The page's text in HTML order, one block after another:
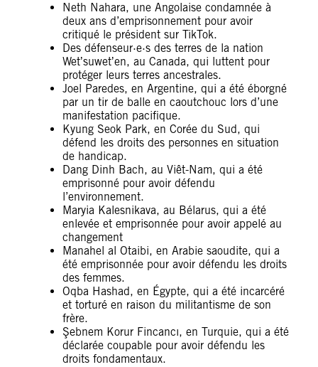
Neth Nahara, une Angolaise condamnée à
deux ans d’emprisonnement pour avoir
critiqué le président sur TikTok.
Des défenseur·e·s des terres de la nation
Wetʼsuwetʼen, au Canada, qui luttent pour
protéger leurs terres ancestrales.
Joel Paredes, en Argentine, qui a été éborgné
par un tir de balle en caoutchouc lors d’une
manifestation pacifique.
Kyung Seok Park, en Corée du Sud, qui
défend les droits des personnes en situation
de handicap.
Dang Dinh Bach, au Viêt-Nam, qui a été
emprisonné pour avoir défendu
l’environnement.
Maryia Kalesnikava, au Bélarus, qui a été
enlevée et emprisonnée pour avoir appelé au
changement
Manahel al Otaibi, en Arabie saoudite, qui a
été emprisonnée pour avoir défendu les droits
des femmes.
Oqba Hashad, en Égypte, qui a été incarcéré
et torturé en raison du militantisme de son
frère.
Şebnem Korur Fincancı, en Turquie, qui a été
déclarée coupable pour avoir défendu les
droits fondamentaux.